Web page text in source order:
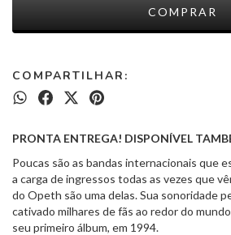
COMPARTILHAR:
PRONTA ENTREGA! DISPONÍVEL
Poucas são as bandas internacionais que
a carga de ingressos todas as vezes que
do Opeth são uma delas. Sua sonoridade
cativado milhares de fãs ao redor do
seu primeiro álbum, em 1994.